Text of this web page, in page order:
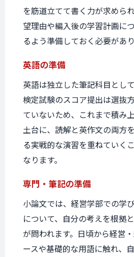
を筋道立てて書く力が求めら
望理由や編入後の学習計画に
るよう準備しておく必要があり
英語の準備
英語は独立した筆記科目とし
検定試験のスコア提出は選抜
ていないため、これまで積み
土台に、読解と英作文の両方
る実戦的な演習を重ねていく
なります。
専門・筆記の準備
小論文では、経営学部での学
について、自分の考えを根拠
が問われます。日頃から経営
ースや基礎的な用語に触れ、